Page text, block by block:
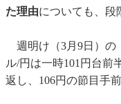
た理由についても、段
週明け（3月9日）の
ル/円は一時101円台前
返し、106円の節目手